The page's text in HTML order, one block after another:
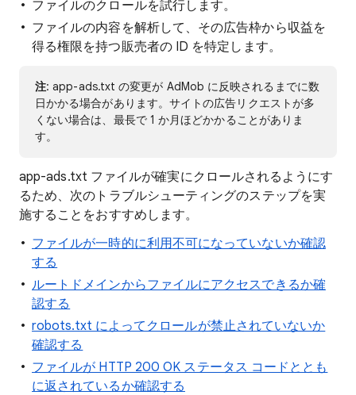
ファイルのクロールを試行します。
ファイルの内容を解析して、その広告枠から収益を
得る権限を持つ販売者の ID を特定します。
注: app-ads.txt の変更が AdMob に反映されるまでに数
日かかる場合があります。サイトの広告リクエストが多
くない場合は、最長で 1 か月ほどかかることがありま
す。
app-ads.txt ファイルが確実にクロールされるようにす
るため、次のトラブルシューティングのステップを実
施することをおすすめします。
ファイルが一時的に利用不可になっていないか確認
する
ルートドメインからファイルにアクセスできるか確
認する
robots.txt によってクロールが禁止されていないか
確認する
ファイルが HTTP 200 OK ステータス コードととも
に返されているか確認する